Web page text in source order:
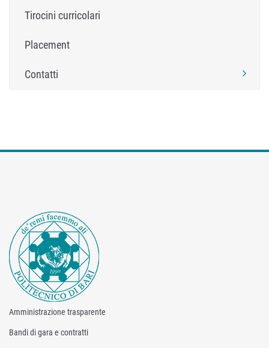
Tirocini curricolari
Placement
Contatti
Amministrazione trasparente
Bandi di gara e contratti